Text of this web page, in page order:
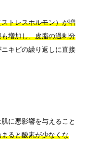
トレスホルモン）が増
増加し、皮脂の過剰分
キビの繰り返しに直接
に悪影響を与えること
ると酸素が少なくな